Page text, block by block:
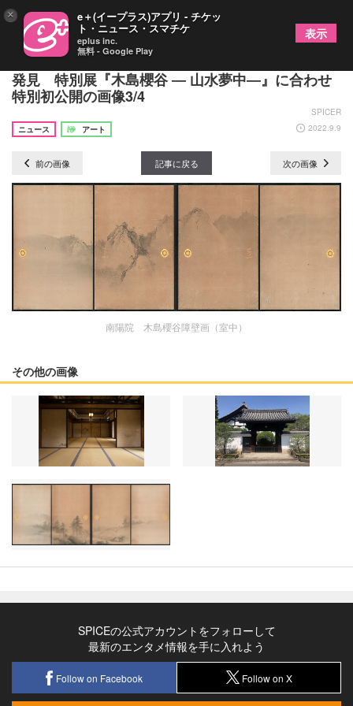
日本画家・木島櫻谷の障壁画が京都・南陽院にて新
発見 特別展『木島櫻谷 ― 山水夢中―』に合わせ
特別初公開の画像3/4
SPICER
ニュース
アート 2022.9.9
前の画像 記事に戻る 次の画像
南陽院 木島櫻谷障壁画（室中）
その他の画像
SPICEの公式アカウントをフォローして
最新のエンタメ情報を手に入れよう
Follow on Facebook Follow on X
× e＋(イープラス)アプリ - チケッ
ト・ニュース・スマチケ
eplus inc.
無料 - Google Play
表示